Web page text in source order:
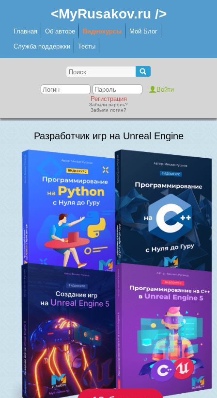
<MyRusakov.ru />
Главная Об авторе Видеокурсы Мой Блог
Служба поддержки Тесты
Регистрация
Забыли пароль?
Забыли логин?
Разработчик игр на Unreal Engine